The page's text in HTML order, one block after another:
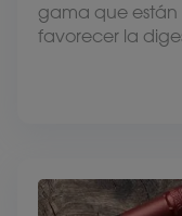
gama que están
favorecer la